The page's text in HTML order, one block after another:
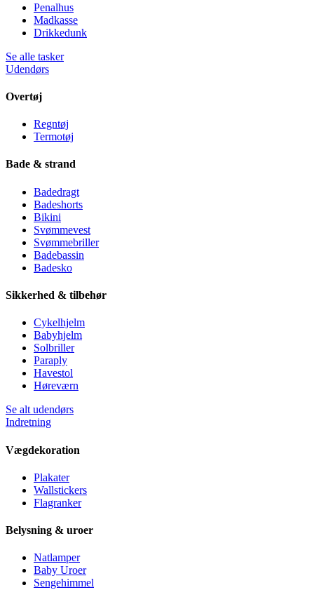
Penalhus
Madkasse
Drikkedunk
Se alle tasker
Udendørs
Overtøj
Regntøj
Termotøj
Bade & strand
Badedragt
Badeshorts
Bikini
Svømmevest
Svømmebriller
Badebassin
Badesko
Sikkerhed & tilbehør
Cykelhjelm
Babyhjelm
Solbriller
Paraply
Havestol
Høreværn
Se alt udendørs
Indretning
Vægdekoration
Plakater
Wallstickers
Flagranker
Belysning & uroer
Natlamper
Baby Uroer
Sengehimmel